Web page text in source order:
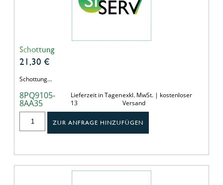
Schottung
21,30 €
Schottung…
8PQ9105-
8AA35
Lieferzeit in Tagen
13
exkl. MwSt. | kostenloser
Versand
ZUR ANFRAGE HINZUFÜGEN